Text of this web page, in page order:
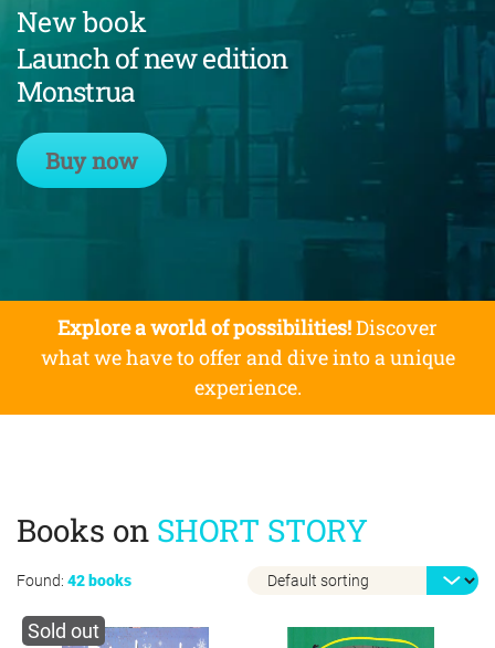
New book
Launch of new edition
Monstrua
Buy now
Explore a world of possibilities!Discover
what we have to offer and dive into a unique
experience.
Found: 42 books
Books on SHORT STORY
Sold out